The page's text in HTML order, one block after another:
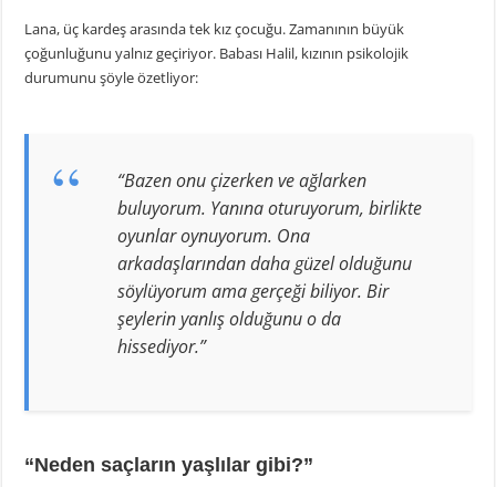
Lana, üç kardeş arasında tek kız çocuğu. Zamanının büyük
çoğunluğunu yalnız geçiriyor. Babası Halil, kızının psikolojik
durumunu şöyle özetliyor:
“Bazen onu çizerken ve ağlarken
buluyorum. Yanına oturuyorum, birlikte
oyunlar oynuyorum. Ona
arkadaşlarından daha güzel olduğunu
söylüyorum ama gerçeği biliyor. Bir
şeylerin yanlış olduğunu o da
hissediyor.”
“Neden saçların yaşlılar gibi?”